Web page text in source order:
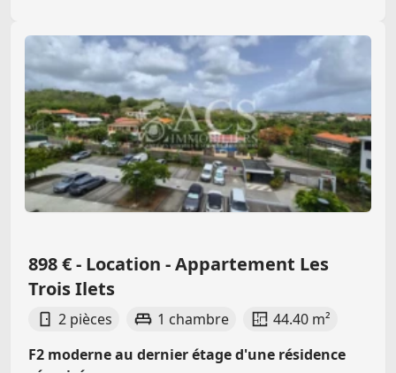
898 € - Location - Appartement Les
Trois Ilets
2 pièces 1 chambre
44.40 m²
F2 moderne au dernier étage d'une résidence